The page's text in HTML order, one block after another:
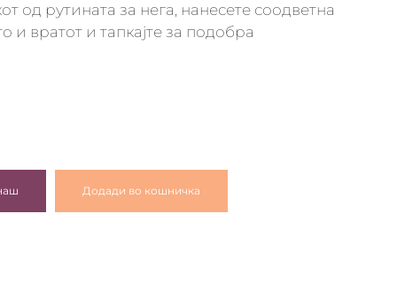
од рутината за нега, нанесете соодветна
и вратот и тапкајте за подобра
Додади во кошничка